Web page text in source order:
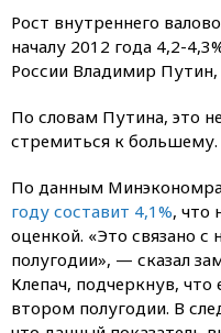
Рост внутреннего
началу 2012 года 4,2-
России Владимир Путин,
По словам Путина, это
стремиться к большему.
По данным
году составит 4,1%, что
оценкой. «Это связано
полугодии», — сказал
Клепач, подчеркнув, что
втором полугодии. В